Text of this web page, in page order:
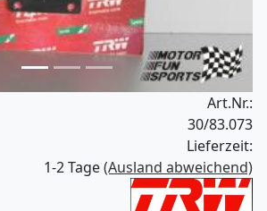
Art.Nr.:
30/83.073
Lieferzeit:
1-2 Tage(Ausland abweichend)